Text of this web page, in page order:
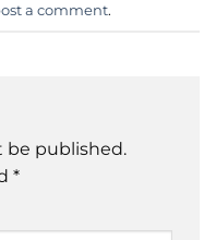
a comment.
be published.
*